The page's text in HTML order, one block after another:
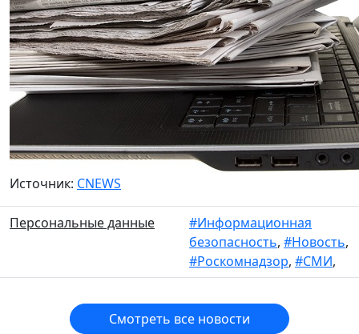
Источник: CNEWS
Персональные данные
#Информационная
безопасность, #Новость,
#Роскомнадзор, #СМИ,
Смотреть все новости